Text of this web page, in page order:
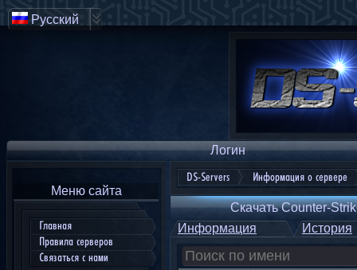
Логин
Меню сайта
Главная
Правила серверов
Связаться с нами
DS-Servers Информация о сервере
Скачать Counter-
Информация
История
Русский